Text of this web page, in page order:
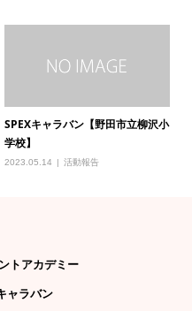
SPEXキャラバン【野田市立柳沢小
学校】
2023.05.14 活動報告
トアカデミー
ャラバン